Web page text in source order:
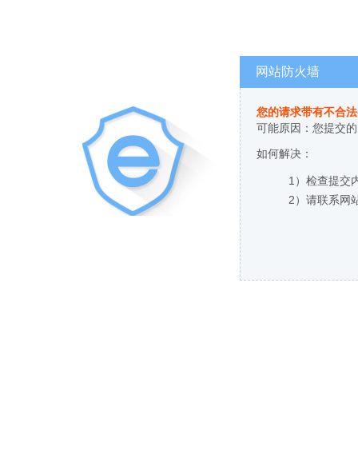
网站防火墙
您的请求带有不合
可能原因：您提交
如何解决：
1）检查提交
2）请联系网